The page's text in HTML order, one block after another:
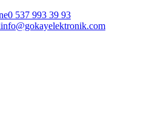
0 537 993 39 93
info@gokayelektronik.com